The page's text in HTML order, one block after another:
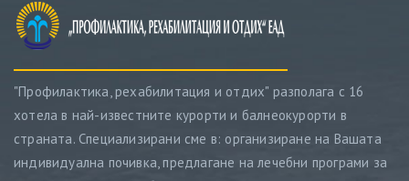
"Профилактика, рехабилитация и отдих" разполага с 16
хотела в най-известните курорти и балнеокурорти в
страната. Специализирани сме в: организиране на Вашата
индивидуална почивка, предлагане на лечебни програми за